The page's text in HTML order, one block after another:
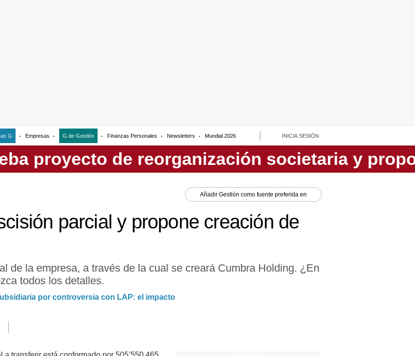
G Empresas G de Gestión Finanzas Personales Newsletters Mundial 2026 INICIA SESIÓN
Añadir Gestión como fuente preferida en
parcial y propone creación de
de la empresa, a través de la cual se creará Cumbra Holding. ¿En
todos los detalles.
por controversia con LAP: el impacto